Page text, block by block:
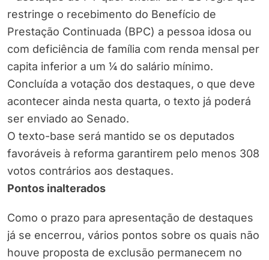
restringe o recebimento do Benefício de
Prestação Continuada (BPC) a pessoa idosa ou
com deficiência de família com renda mensal per
capita inferior a um ¼ do salário mínimo.
Concluída a votação dos destaques, o que deve
acontecer ainda nesta quarta, o texto já poderá
ser enviado ao Senado.
O texto-base será mantido se os deputados
favoráveis à reforma garantirem pelo menos 308
votos contrários aos destaques.
Pontos inalterados
Como o prazo para apresentação de destaques
já se encerrou, vários pontos sobre os quais não
houve proposta de exclusão permanecem no